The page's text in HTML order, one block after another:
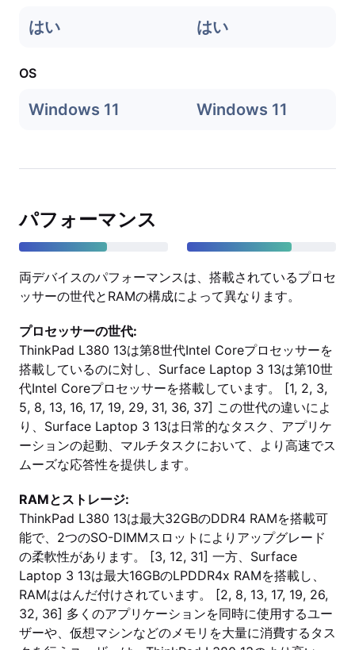
はい はい
OS
Windows 11 Windows 11
パフォーマンス
両デバイスのパフォーマンスは、搭載されているプロセ
ッサーの世代とRAMの構成によって異なります。
プロセッサーの世代:
ThinkPad L380 13は第8世代Intel Coreプロセッサーを
搭載しているのに対し、Surface Laptop 3 13は第10世
代Intel Coreプロセッサーを搭載しています。 [1, 2, 3,
5, 8, 13, 16, 17, 19, 29, 31, 36, 37] この世代の違いによ
り、Surface Laptop 3 13は日常的なタスク、アプリケ
ーションの起動、マルチタスクにおいて、より高速でス
ムーズな応答性を提供します。
RAMとストレージ:
ThinkPad L380 13は最大32GBのDDR4 RAMを搭載可
能で、2つのSO-DIMMスロットによりアップグレード
の柔軟性があります。 [3, 12, 31] 一方、Surface
Laptop 3 13は最大16GBのLPDDR4x RAMを搭載し、
RAMははんだ付けされています。 [2, 8, 13, 17, 19, 26,
32, 36] 多くのアプリケーションを同時に使用するユー
ザーや、仮想マシンなどのメモリを大量に消費するタス